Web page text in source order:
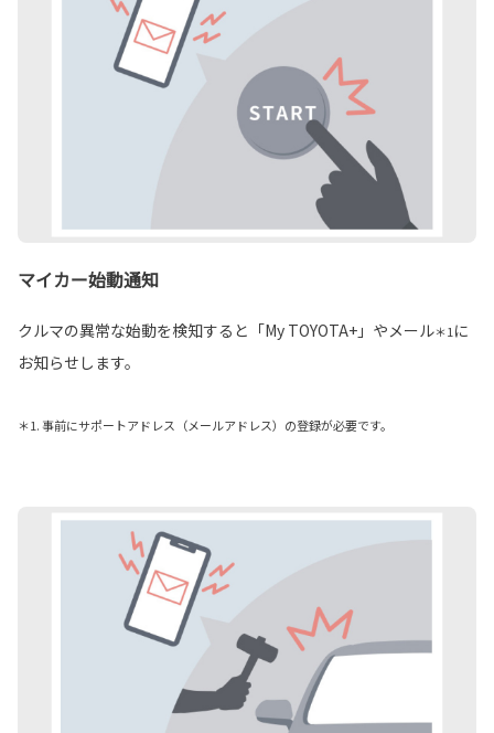
マイカー始動通知
クルマの異常な始動を検知すると「My TOYOTA+」やメール＊1に
お知らせします。
＊1. 事前にサポートアドレス（メールアドレス）の登録が必要です。